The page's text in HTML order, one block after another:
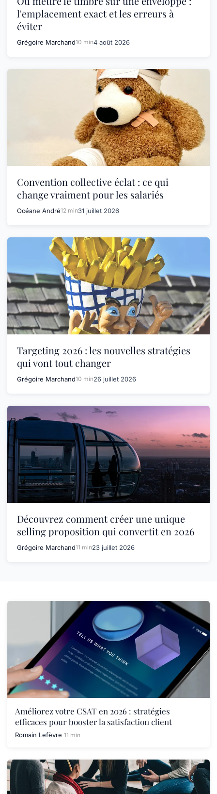
l'emplacement exact et les erreurs à
éviter
Grégoire Marchand10 min4 août 2026
Convention collective éclat : ce qui
change vraiment pour les salariés
Océane André12 min31 juillet 2026
Targeting 2026 : les nouvelles stratégies
qui vont tout changer
Grégoire Marchand10 min26 juillet 2026
Découvrez comment créer une unique
selling proposition qui convertit en 2026
Grégoire Marchand11 min23 juillet 2026
Améliorez votre CSAT en 2026 : stratégies
efficaces pour booster la satisfaction client
Romain Lefèvre 11 min